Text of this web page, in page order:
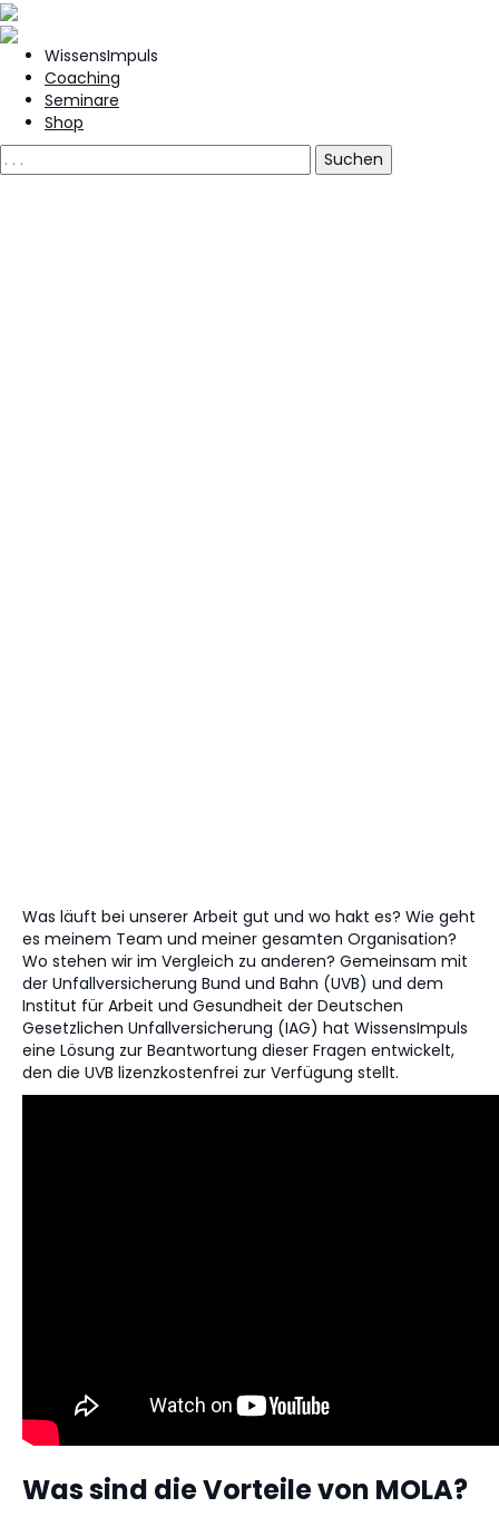
WissensImpuls
Coaching
Seminare
Shop
Was läuft bei unserer Arbeit gut und wo hakt es? Wie geht
es meinem Team und meiner gesamten Organisation?
Wo stehen wir im Vergleich zu anderen? Gemeinsam mit
der Unfallversicherung Bund und Bahn (UVB) und dem
Institut für Arbeit und Gesundheit der Deutschen
Gesetzlichen Unfallversicherung (IAG) hat WissensImpuls
eine Lösung zur Beantwortung dieser Fragen entwickelt,
den die UVB lizenzkostenfrei zur Verfügung stellt.
Was sind die Vorteile von MOLA?